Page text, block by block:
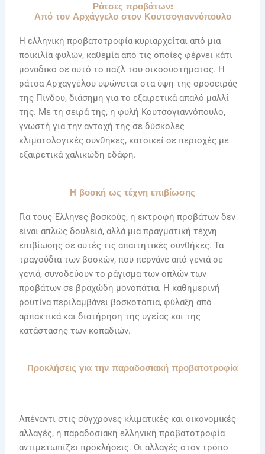
Ράτσες προβάτων:
Από τον Αρχάγγελο στον Κουτσογιαννόπουλο
Η ελληνική προβατοτροφία κυριαρχείται από μια
ποικιλία φυλών, καθεμία από τις οποίες φέρνει κάτι
μοναδικό σε αυτό το παζλ του οικοσυστήματος. Η
ράτσα Αρχαγγέλου υψώνεται στα ύψη της οροσειράς
της Πίνδου, διάσημη για το εξαιρετικά απαλό μαλλί
της. Με τη σειρά της, η φυλή Κουτσογιαννόπουλο,
γνωστή για την αντοχή της σε δύσκολες
κλιματολογικές συνθήκες, κατοικεί σε περιοχές με
εξαιρετικά χαλικώδη εδάφη.
Η βοσκή ως τέχνη επιβίωσης
Για τους Έλληνες βοσκούς, η εκτροφή προβάτων δεν
είναι απλώς δουλειά, αλλά μια πραγματική τέχνη
επιβίωσης σε αυτές τις απαιτητικές συνθήκες. Τα
τραγούδια των βοσκών, που περνάνε από γενιά σε
γενιά, συνοδεύουν το ράγισμα των οπλών των
προβάτων σε βραχώδη μονοπάτια. Η καθημερινή
ρουτίνα περιλαμβάνει βοσκοτόπια, φύλαξη από
αρπακτικά και διατήρηση της υγείας και της
κατάστασης των κοπαδιών.
Προκλήσεις για την παραδοσιακή προβατοτροφία
Απέναντι στις σύγχρονες κλιματικές και οικονομικές
αλλαγές, η παραδοσιακή ελληνική προβατοτροφία
αντιμετωπίζει προκλήσεις. Οι αλλαγές στον τρόπο